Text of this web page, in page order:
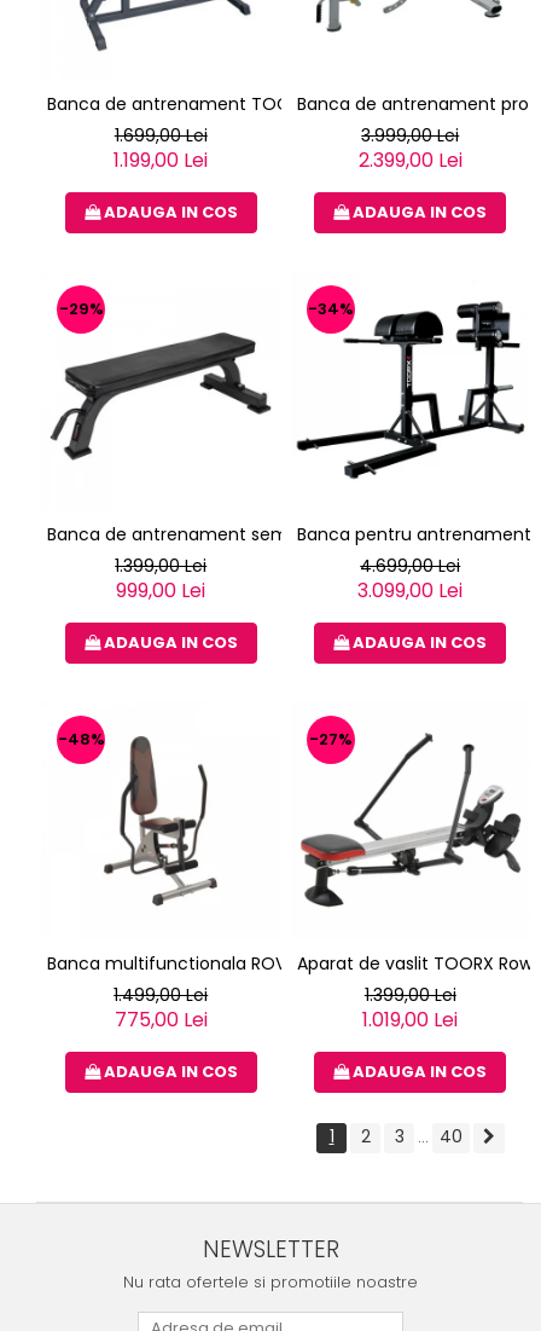
Banca de antrenament TOORX WBX-85
1.699,00 Lei
1.199,00 Lei
ADAUGA IN COS
Banca de antrenament
3.999,00 Lei
2.399,00 Lei
ADAUGA IN COS
-29%
Banca de antrenament semiprofesionala TOORX WBX-100
1.399,00 Lei
999,00 Lei
ADAUGA IN COS
-34%
Banca pentru antrenament
4.699,00 Lei
3.099,00 Lei
ADAUGA IN COS
-48%
Banca multifunctionala ROVERA HYDRO MASTER
1.499,00 Lei
775,00 Lei
ADAUGA IN COS
-27%
Aparat de vaslit TOORX
1.399,00 Lei
1.019,00 Lei
ADAUGA IN COS
1 2 3 ... 40
NEWSLETTER
Nu rata ofertele si promotiile noastre